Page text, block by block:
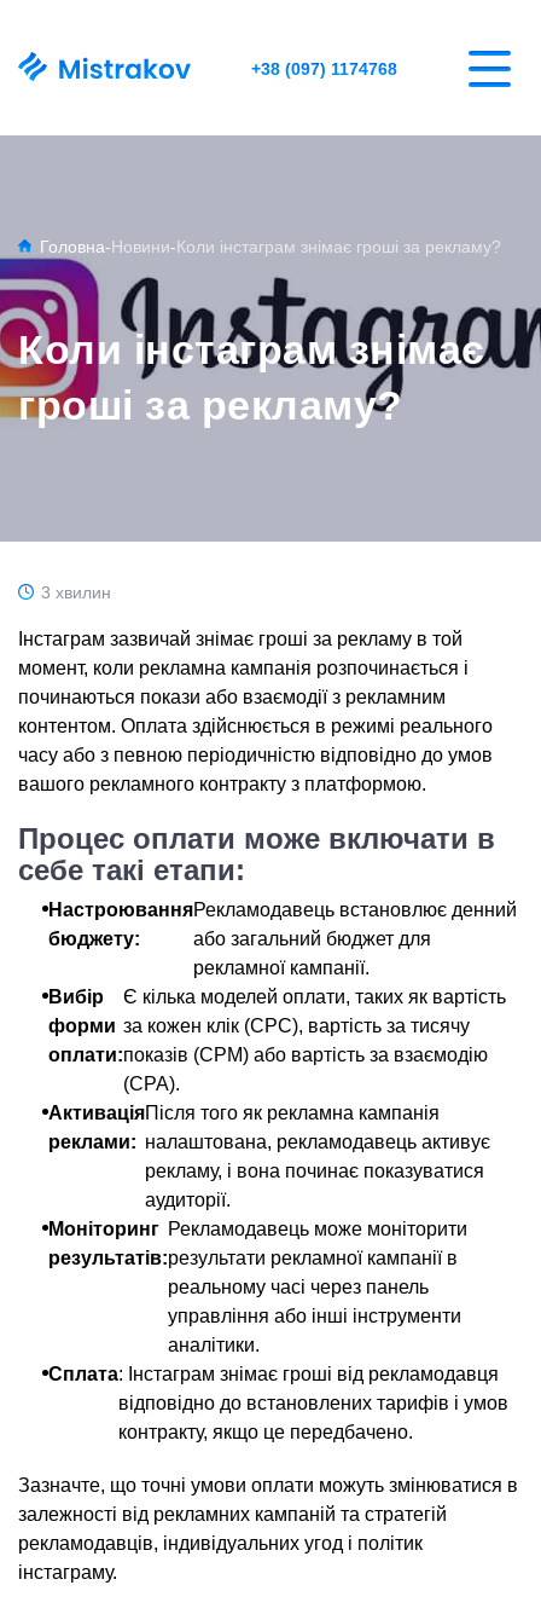
+38 (097) 1174768
Головна-Новини-Коли інстаграм знімає гроші за рекламу?
Коли інстаграм знімає
гроші за рекламу?
3 хвилин
Інстаграм зазвичай знімає гроші за рекламу в той
момент, коли рекламна кампанія розпочинається і
починаються покази або взаємодії з рекламним
контентом. Оплата здійснюється в режимі реального
часу або з певною періодичністю відповідно до умов
вашого рекламного контракту з платформою.
Процес оплати може включати в
себе такі етапи:
Настроювання
бюджету:
Рекламодавець встановлює денний
або загальний бюджет для
рекламної кампанії.
Вибір
форми
оплати:
Є кілька моделей оплати, таких як вартість
за кожен клік (CPC), вартість за тисячу
показів (CPM) або вартість за взаємодію
(CPA).
Активація
реклами:
Після того як рекламна кампанія
налаштована, рекламодавець активує
рекламу, і вона починає показуватися
аудиторії.
Моніторинг
результатів:
Рекламодавець може моніторити
результати рекламної кампанії в
реальному часі через панель
управління або інші інструменти
аналітики.
Сплата: Інстаграм знімає гроші від рекламодавця
відповідно до встановлених тарифів і умов
контракту, якщо це передбачено.
Зазначте, що точні умови оплати можуть змінюватися в
залежності від рекламних кампаній та стратегій
рекламодавців, індивідуальних угод і політик
інстаграму.